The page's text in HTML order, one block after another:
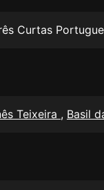
Curtas
Teixeira , Basil